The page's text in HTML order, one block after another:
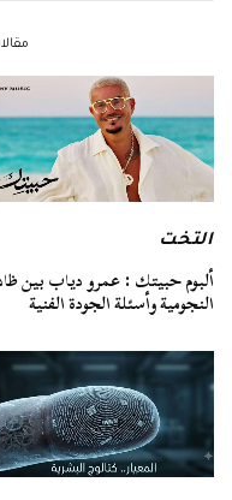
التخت
ألبوم حبيتك : عمرو دياب بين
النجومية وأسئلة الجودة الفنية